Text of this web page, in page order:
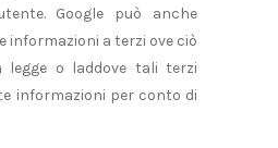
Google può anche
informazioni a terzi ove ciò
legge o laddove tali terzi
informazioni per conto di